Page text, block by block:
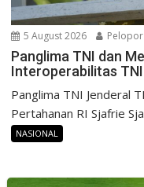
5 August 2026
Panglima TNI dan
Interoperabilitas TNI
Panglima TNI Jenderal
Pertahanan RI Sjafrie
NASIONAL